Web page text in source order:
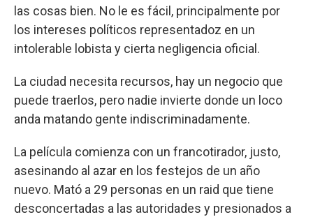
las cosas bien. No le es fácil, principalmente por
los intereses políticos representadoz en un
intolerable lobista y cierta negligencia oficial.
La ciudad necesita recursos, hay un negocio que
puede traerlos, pero nadie invierte donde un loco
anda matando gente indiscriminadamente.
La película comienza con un francotirador, justo,
asesinando al azar en los festejos de un año
nuevo. Mató a 29 personas en un raid que tiene
desconcertadas a las autoridades y presionados a